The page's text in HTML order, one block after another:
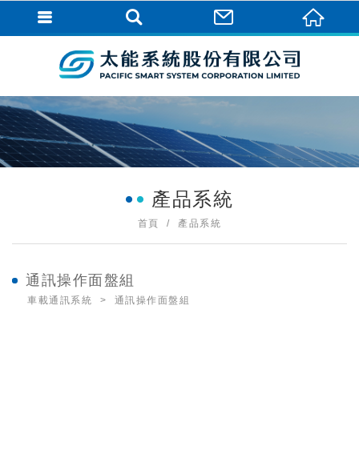
產品系統
首頁 產品系統
通訊操作面盤組
車載通訊系統 通訊操作面盤組